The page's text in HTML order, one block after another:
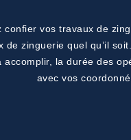
confier vos travaux de
de zinguerie quel qu’il
accomplir, la durée des
avec vos